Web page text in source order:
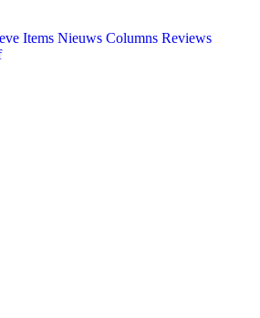
Items Nieuws Columns Reviews